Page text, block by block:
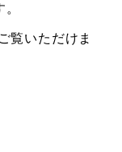
覧いただけま